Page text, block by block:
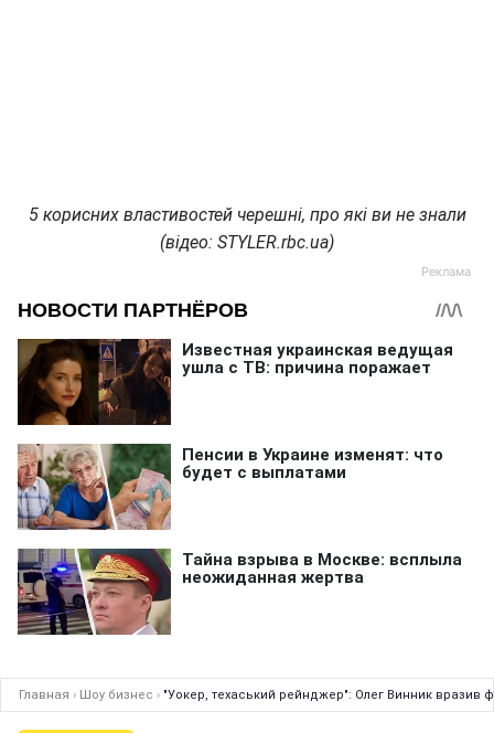
5 корисних властивостей черешні, про які ви не знали
(відео: STYLER.rbc.ua)
Главная › Шоу бизнес › "Уокер, техаський рейнджер": Олег Винник вразив